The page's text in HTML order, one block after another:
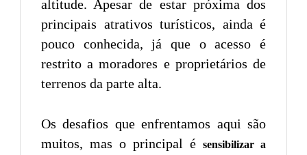
altitude. Apesar de estar próxima dos
principais atrativos turísticos, ainda é
pouco conhecida, já que o acesso é
restrito a moradores e proprietários de
terrenos da parte alta.
Os desafios que enfrentamos aqui são
muitos, mas o principal é sensibilizar a